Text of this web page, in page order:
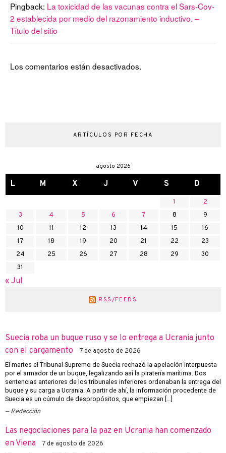
Pingback: La toxicidad de las vacunas contra el Sars-Cov-
2 establecida por medio del razonamiento inductivo. –
Título del sitio
Los comentarios están desactivados.
ARTÍCULOS POR FECHA
agosto 2026
L M X J V S D
1
2
3
4 5 6 7 8
9
10
11 12 13 14 15
16
17
18 19 20 21 22
23
24
25 26 27 28 29
30
31
« Jul
RSS/FEEDS
Suecia roba un buque ruso y se lo entrega a Ucrania junto
con el cargamento
7 de agosto de 2026
El martes el Tribunal Supremo de Suecia rechazó la apelación interpuesta
por el armador de un buque, legalizando así la piratería marítima. Dos
sentencias anteriores de los tribunales inferiores ordenaban la entrega del
buque y su carga a Ucrania. A partir de ahí, la información procedente de
Suecia es un cúmulo de despropósitos, que empiezan […]
Redacción
Las negociaciones para la paz en Ucrania han comenzado
en Viena
7 de agosto de 2026